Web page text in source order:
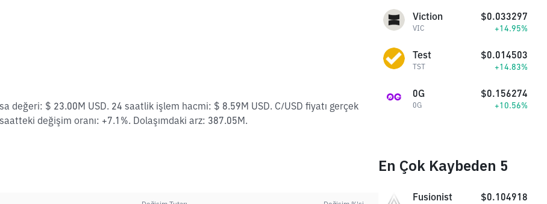
değeri: $ 23.00M USD. 24 saatlik işlem hacmi: $ 8.59M USD. C/USD fiyatı gerçek
değişim oranı: +7.1%. Dolaşımdaki arz: 387.05M.
Viction
VIC
$0.033297
+14.95%
Test
TST
$0.014503
+14.83%
0G
0G
$0.156274
+10.56%
En Çok Kaybeden 5
Fusionist $0.104918